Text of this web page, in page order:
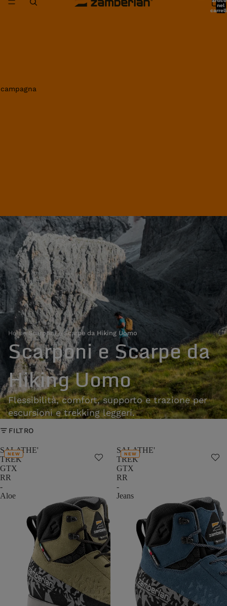
nel
Home›Scarponi e Scarpe da Hiking Uomo
Scarponi e Scarpe da
Hiking Uomo
Flessibilità, comfort, supporto e trazione per
escursioni e trekking leggeri.
FILTRO
SALATHE'
TREK
GTX
RR
-
Aloe
NEW
SALATHE'
TREK
GTX
RR
-
Jeans
NEW